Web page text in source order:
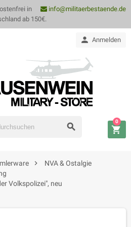
info@militaerbestaende.de
in
ab 150€.
 Anmelden
 
0

NVA & Ostalgie
Volkspolizei", neu